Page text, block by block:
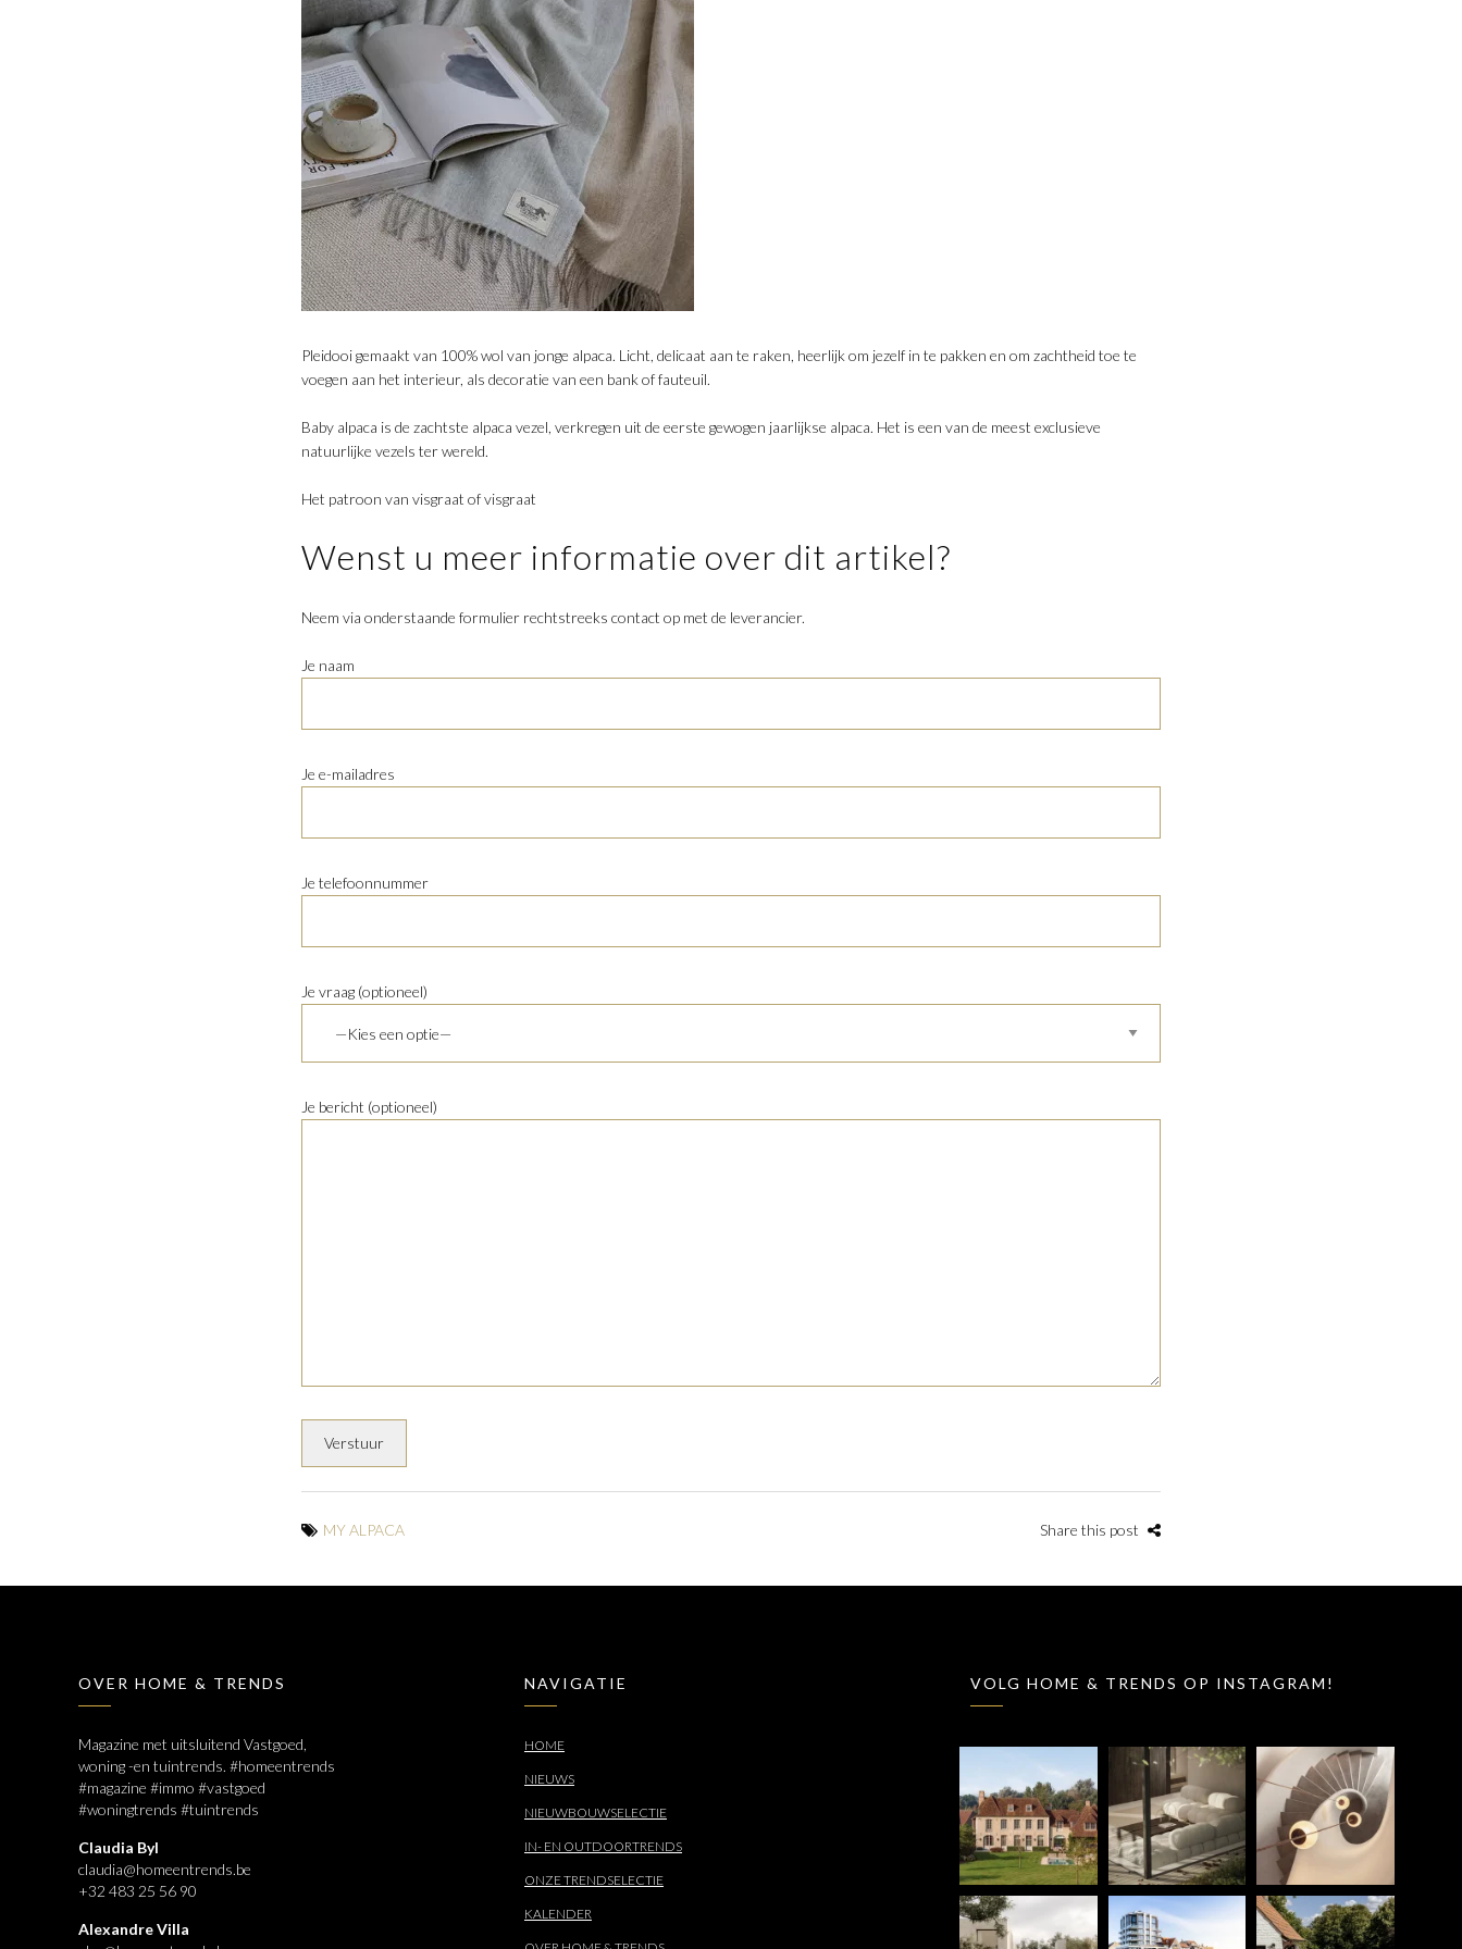
Pleidooi gemaakt van 100% wol van jonge alpaca. Licht, delicaat aan te raken, heerlijk om jezelf in te pakken en om zachtheid toe te
voegen aan het interieur, als decoratie van een bank of fauteuil.
Baby alpaca is de zachtste alpaca vezel, verkregen uit de eerste gewogen jaarlijkse alpaca. Het is een van de meest exclusieve
natuurlijke vezels ter wereld.
Het patroon van visgraat of visgraat
Wenst u meer informatie over dit artikel?
Neem via onderstaande formulier rechtstreeks contact op met de leverancier.
Je naam
Je e-mailadres
Je telefoonnummer
Je vraag (optioneel)
Je bericht (optioneel)
MY ALPACA Share this post
OVER HOME & TRENDS
Magazine met uitsluitend Vastgoed,
woning -en tuintrends. #homeentrends
#magazine #immo #vastgoed
#woningtrends #tuintrends
Claudia Byl
claudia@homeentrends.be
+32 483 25 56 90
Alexandre Villa
NAVIGATIE
HOME
NIEUWS
NIEUWBOUWSELECTIE
IN- EN OUTDOORTRENDS
ONZE TRENDSELECTIE
KALENDER
VOLG HOME & TRENDS OP INSTAGRAM!